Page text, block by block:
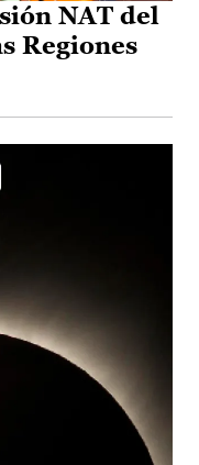
NAT del
Regiones